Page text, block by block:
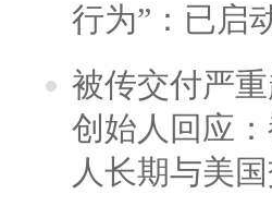
行为”：已启
被传交付严
创始人回应
人长期与美